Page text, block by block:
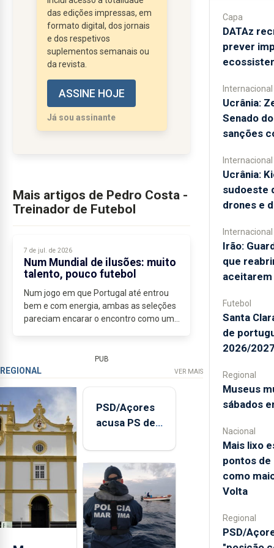
está a diminuir em termos
de rendimento
competitivo.
Durante muito tempo,
europeus e sul-
americanos dominaram,...
das edições impressas, em
formato digital, dos jornais
e dos respetivos
suplementos semanais ou
da revista.
ASSINE HOJE
Já sou assinante
Mais artigos de Pedro Costa -
Treinador de Futebol
7 de jul. de 2026
Num Mundial de ilusões: muito
talento, pouco futebol
Num jogo em que Portugal até entrou
bem e com energia, ambas as seleções
pareciam encarar o encontro como uma
PUB
REGIONAL VER MAIS
PSD/Açores
acusa PS de
contraditória"
sobre
evolução
turística
Capa
DATAz
prever
Internacional
Ucrânia:
Senado
sanções
Internacional
Ucrânia:
sudoeste
drones e
Internacional
Irão:
que
Futebol
Santa
de
2026/
Regional
Museus
sábados
Nacional
Mais lixo
pontos de
como
Volta
Regional
PSD/